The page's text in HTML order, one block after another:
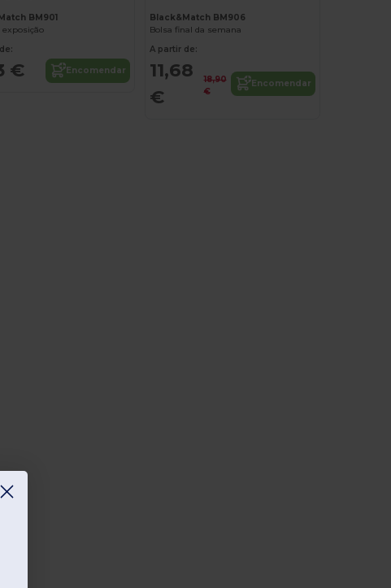
BM901
exposição
€ Encomendar
Black&Match BM906
Bolsa final da semana
A partir de:
11,68
€
18,90
€
Encomendar